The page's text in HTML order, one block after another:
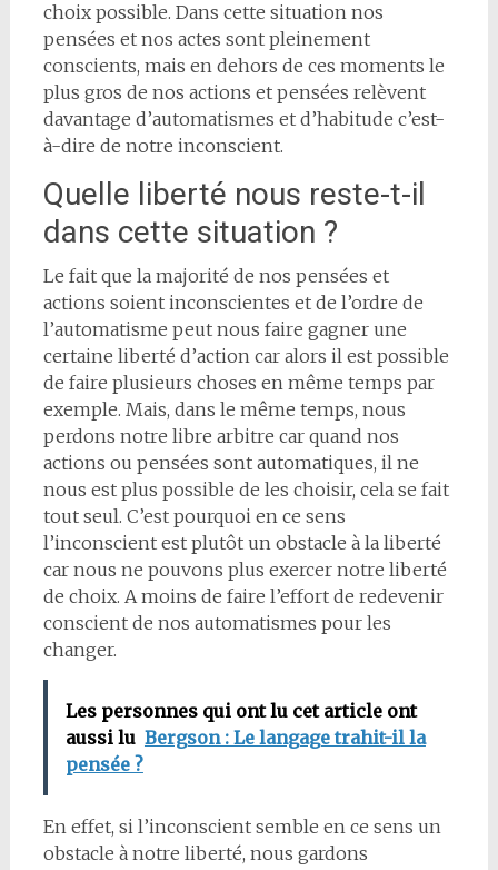
choix possible. Dans cette situation nos
pensées et nos actes sont pleinement
conscients, mais en dehors de ces moments le
plus gros de nos actions et pensées relèvent
davantage d’automatismes et d’habitude c’est-
à-dire de notre inconscient.
Quelle liberté nous reste-t-il
dans cette situation ?
Le fait que la majorité de nos pensées et
actions soient inconscientes et de l’ordre de
l’automatisme peut nous faire gagner une
certaine liberté d’action car alors il est possible
de faire plusieurs choses en même temps par
exemple. Mais, dans le même temps, nous
perdons notre libre arbitre car quand nos
actions ou pensées sont automatiques, il ne
nous est plus possible de les choisir, cela se fait
tout seul. C’est pourquoi en ce sens
l’inconscient est plutôt un obstacle à la liberté
car nous ne pouvons plus exercer notre liberté
de choix. A moins de faire l’effort de redevenir
conscient de nos automatismes pour les
changer.
Les personnes qui ont lu cet article ont
aussi lu Bergson : Le langage trahit-il la
pensée ?
En effet, si l’inconscient semble en ce sens un
obstacle à notre liberté, nous gardons